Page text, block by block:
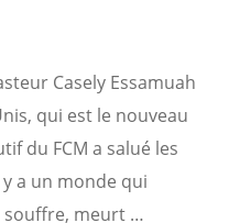
Casely Essamuah
qui est le nouveau
du FCM a salué les
a un monde qui
souffre, meurt …